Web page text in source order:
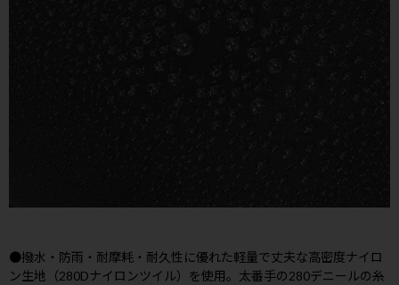
●撥水・防雨・耐摩耗・耐久性に優れた軽量で丈夫な高密度ナイロ
ン生地（280Dナイロンツイル）を使用。太番手の280デニールの糸